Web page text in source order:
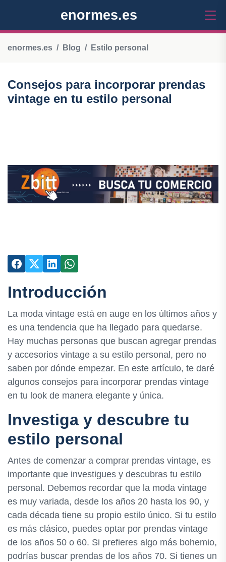
enormes.es
enormes.es Blog Estilo personal
Consejos para incorporar prendas
vintage en tu estilo personal
Introducción
La moda vintage está en auge en los últimos años y
es una tendencia que ha llegado para quedarse.
Hay muchas personas que buscan agregar prendas
y accesorios vintage a su estilo personal, pero no
saben por dónde empezar. En este artículo, te daré
algunos consejos para incorporar prendas vintage
en tu look de manera elegante y única.
Investiga y descubre tu
estilo personal
Antes de comenzar a comprar prendas vintage, es
importante que investigues y descubras tu estilo
personal. Debemos recordar que la moda vintage
es muy variada, desde los años 20 hasta los 90, y
cada década tiene su propio estilo único. Si tu estilo
es más clásico, puedes optar por prendas vintage
de los años 50 o 60. Si prefieres algo más bohemio,
podrías buscar prendas de los años 70. Si tienes un